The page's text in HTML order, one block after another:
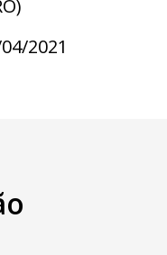
2021